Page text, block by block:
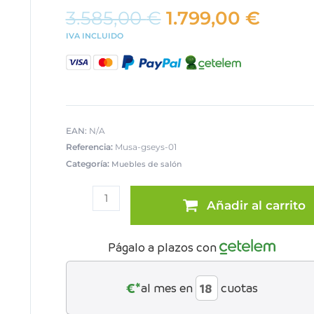
3.585,00€ El
precio
era:
1.799,00 €El
precio
IVA INCLUIDO
EAN: N/A
Referencia: Musa-gseys-01
Categoría: Muebles de salón
Grupo
Añadir al carrito
Págalo a plazos con
€*al mes en cuotas